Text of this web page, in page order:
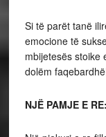
Si të parët tanë
emocione të
mbijetesës stoike
dolëm
NJË PAMJE E